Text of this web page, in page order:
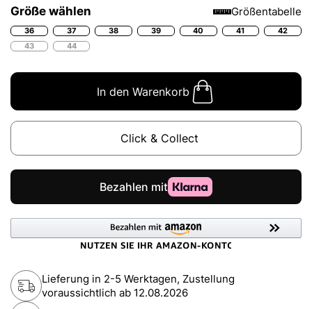
Größe wählen Größentabelle
36 37 38 39 40 41
42
43
44
In den Warenkorb
Click & Collect
Lieferung in 2-5 Werktagen, Zustellung
voraussichtlich ab 12.08.2026